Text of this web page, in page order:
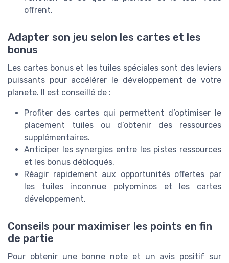
offrent.
Adapter son jeu selon les cartes et les
bonus
Les cartes bonus et les tuiles spéciales sont des leviers
puissants pour accélérer le développement de votre
planete. Il est conseillé de :
Profiter des cartes qui permettent d’optimiser le
placement tuiles ou d’obtenir des ressources
supplémentaires.
Anticiper les synergies entre les pistes ressources
et les bonus débloqués.
Réagir rapidement aux opportunités offertes par
les tuiles inconnue polyominos et les cartes
développement.
Conseils pour maximiser les points en fin
de partie
Pour obtenir une bonne note et un avis positif sur